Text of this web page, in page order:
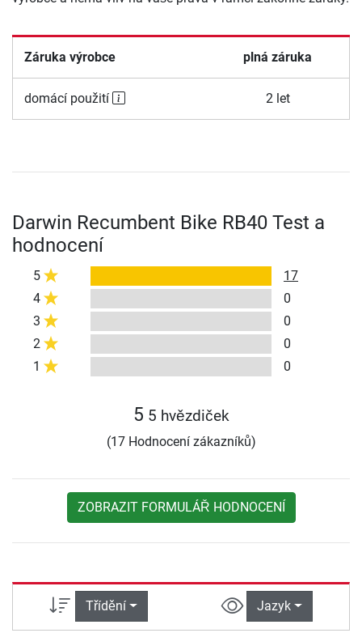
Záruka výrobce plná záruka
domácí použití 2 let
Darwin Recumbent Bike RB40 Test a
hodnocení
5
17
4
0
3
0
2
0
1
0
5 5 hvězdiček
(17 Hodnocení zákazníků)
ZOBRAZIT FORMULÁŘ HODNOCENÍ
Třídění Jazyk